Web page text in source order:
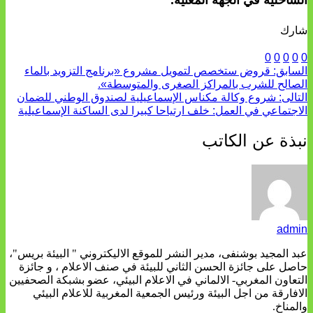
شارك
0
0
0
0
0
السابق: قروض ستخصص لتمويل مشروع «برنامج التزويد بالماء
الصالح للشرب بالمراكز الصغرى والمتوسطة».
التالى: شروع وكالة مكناس الإسماعيلية لصندوق الوطني للضمان
الاجتماعي في العمل: خلف ارتياحا كبيرا لدى الساكنة الإسماعيلية
نبذة عن الكاتب
admin
عبد المجيد بوشنفى، مدير النشر للموقع الاليكتروني " البيئة بريس"،
حاصل على جائزة الحسن الثاني للبيئة في صنف الاعلام ، و جائزة
التعاون المغربي- الالماني في الاعلام البيئي، عضو بشبكة الصحفيين
الافارقة من اجل البيئة ورئيس الجمعية المغربية للاعلام البيئي
والمناخ.